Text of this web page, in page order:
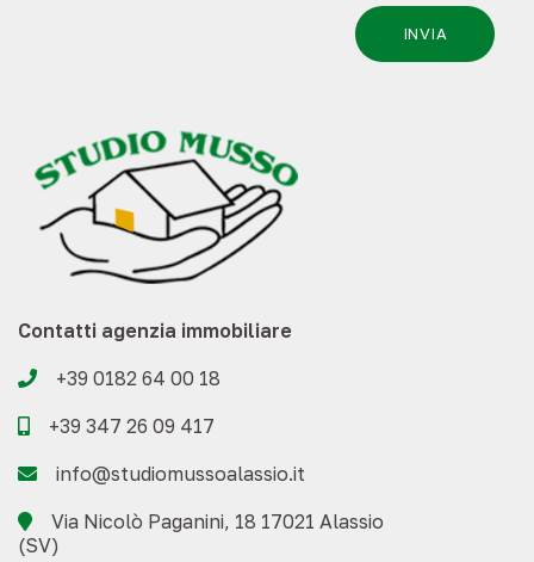
Contatti agenzia immobiliare
+39 0182 64 00 18
+39 347 26 09 417
info@studiomussoalassio.it
Via Nicolò Paganini, 18 17021 Alassio
(SV)
INVIA